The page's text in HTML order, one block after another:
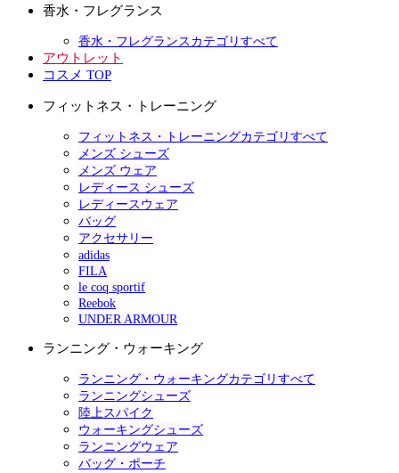
香水・フレグランス
香水・フレグランスカテゴリすべて
アウトレット
コスメ TOP
フィットネス・トレーニング
フィットネス・トレーニングカテゴリすべて
メンズ シューズ
メンズ ウェア
レディース シューズ
レディースウェア
バッグ
アクセサリー
adidas
FILA
le coq sportif
Reebok
UNDER ARMOUR
ランニング・ウォーキング
ランニング・ウォーキングカテゴリすべて
ランニングシューズ
陸上スパイク
ウォーキングシューズ
ランニングウェア
バッグ・ポーチ